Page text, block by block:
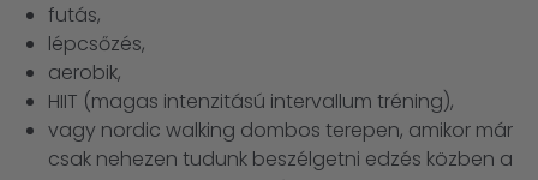
futás,
lépcsőzés,
aerobik,
HIIT (magas intenzitású intervallum tréning),
vagy nordic walking dombos terepen, amikor már
csak nehezen tudunk beszélgetni edzés közben a